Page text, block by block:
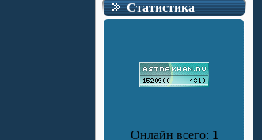
Статистика
Онлайн всего: 1